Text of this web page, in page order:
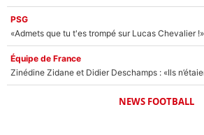
PSG
Équipe de France
NEWS FOOTBALL